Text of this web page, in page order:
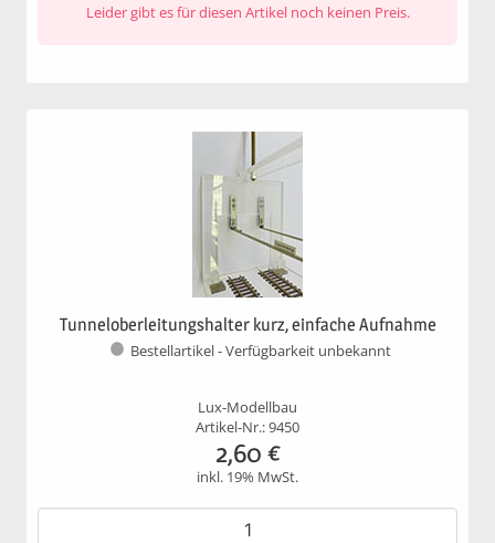
Leider gibt es für diesen Artikel noch keinen Preis.
Tunneloberleitungshalter kurz, einfache Aufnahme
Bestellartikel - Verfügbarkeit unbekannt
Lux-Modellbau
Artikel-Nr.: 9450
2,60 €
inkl. 19% MwSt.